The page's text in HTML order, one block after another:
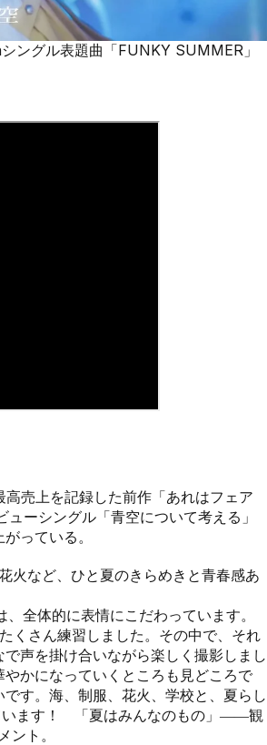
ングル表題曲「FUNKY SUMMER」
売上を記録した前作「あれはフェア
ーシングル「青空について考える」
っている。
火など、ひと夏のきらめきと青春感あ
全体的に表情にこだわっています。
くさん練習しました。その中で、それ
声を掛け合いながら楽しく撮影しまし
かになっていくところも見どころで
す。海、制服、花火、学校と、夏らし
います！ 「夏はみんなのもの」――観
ト。